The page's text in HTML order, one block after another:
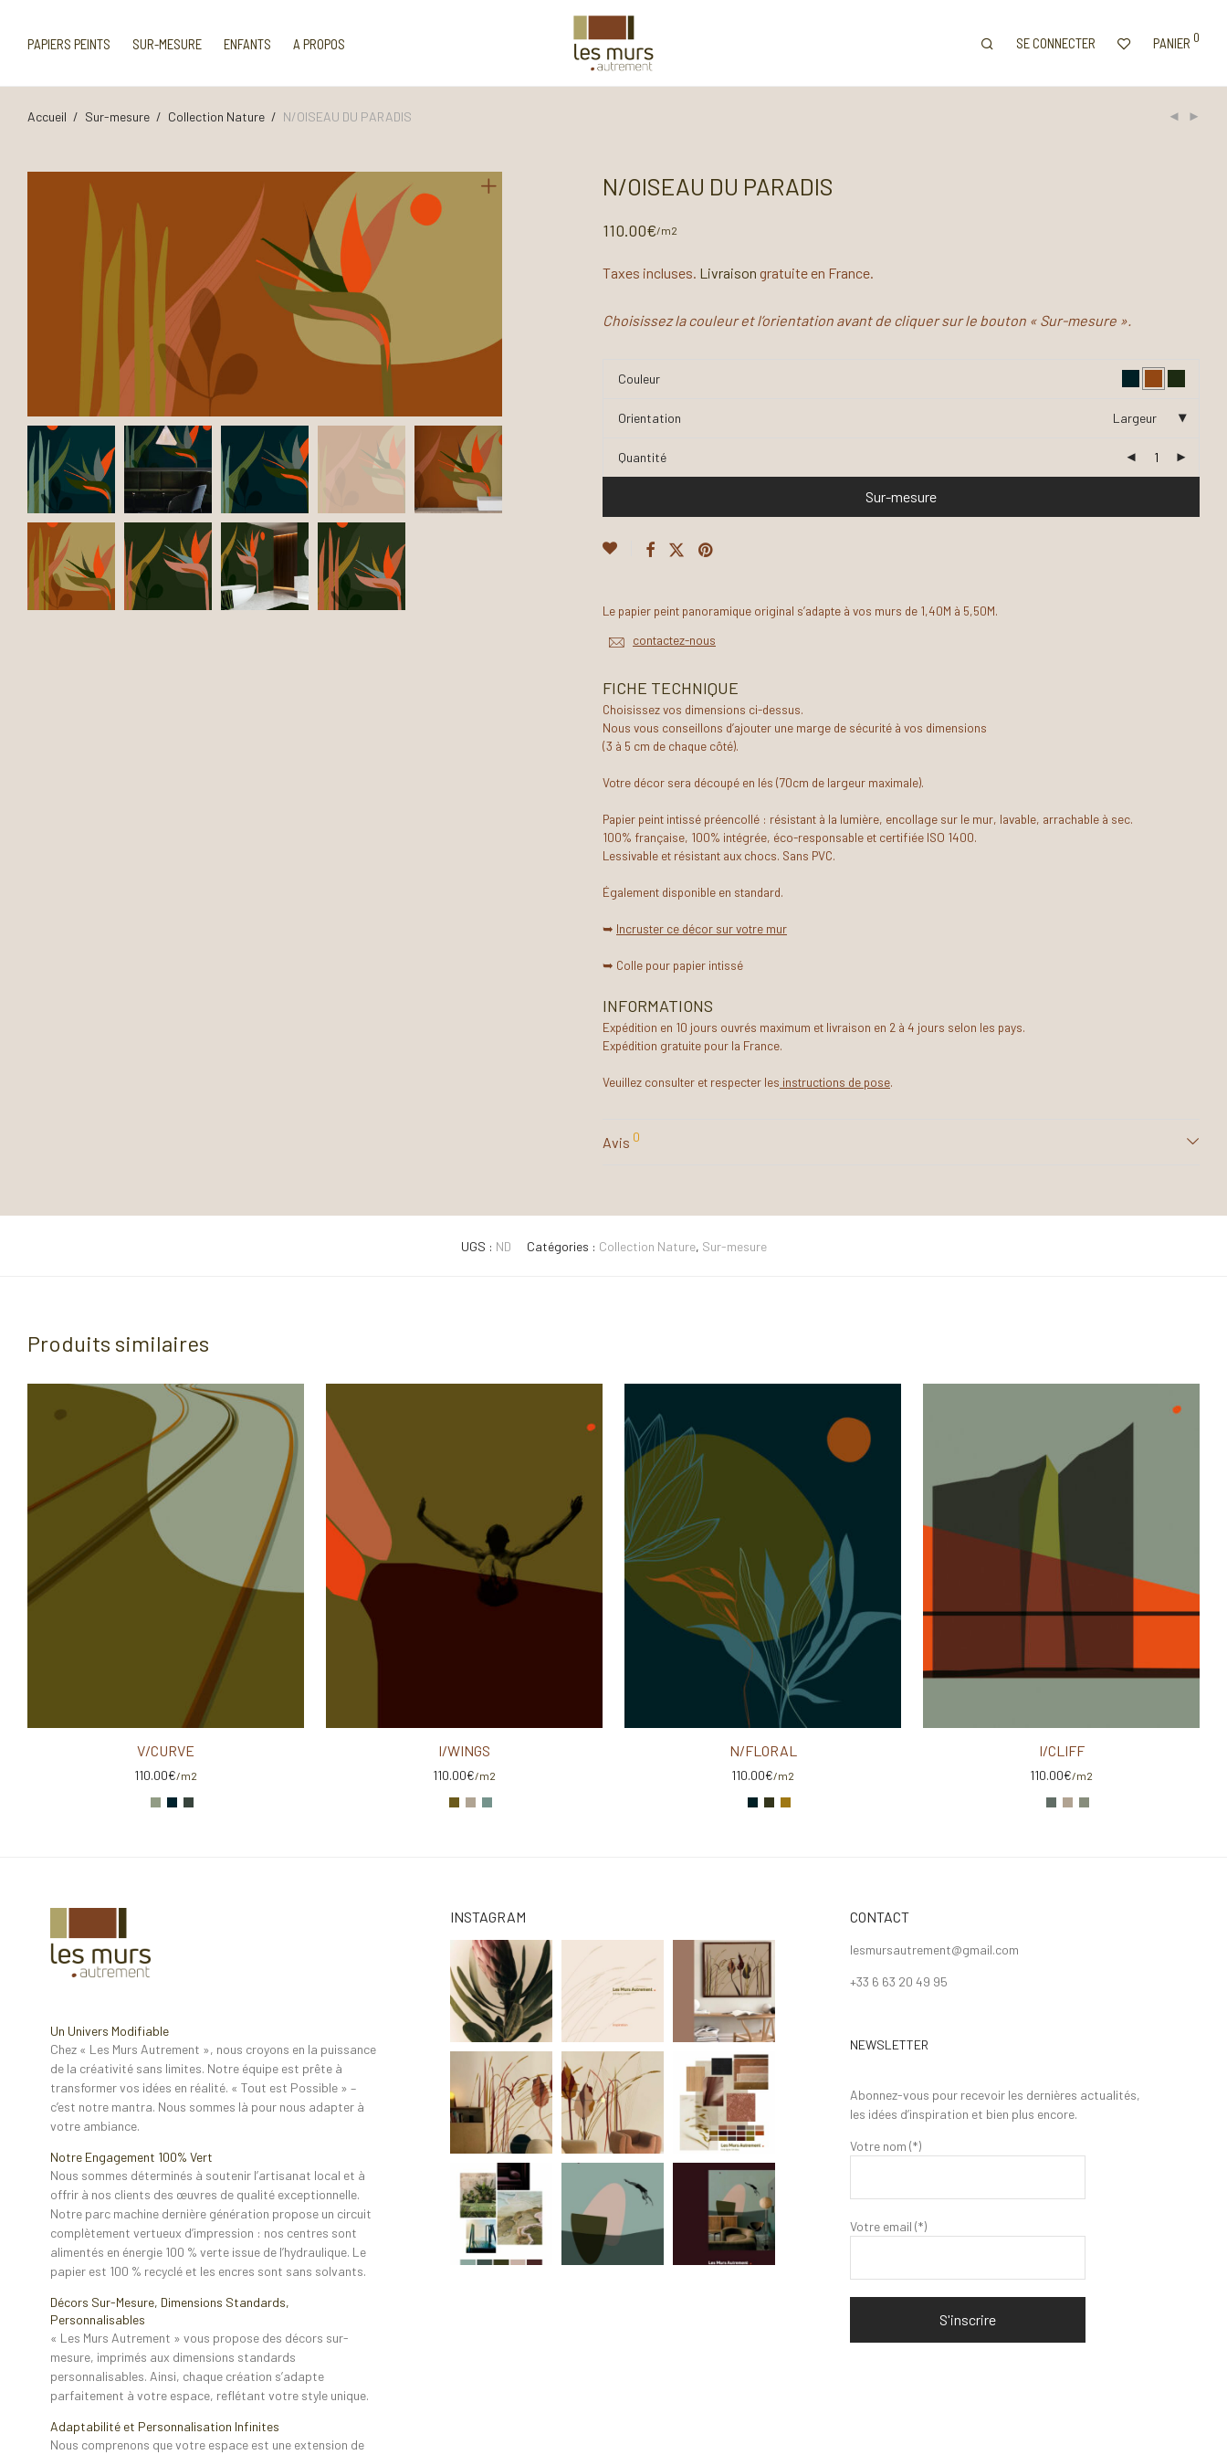
PAPIERS PEINTS SUR-MESURE ENFANTS A PROPOS SE CONNECTER PANIER 0
Accueil / Sur-mesure / Collection Nature / N/OISEAU DU PARADIS
N/OISEAU DU PARADIS
110.00€/m2
Taxes incluses. Livraison gratuite en France.
Choisissez la couleur et l’orientation avant de cliquer sur le bouton « Sur-mesure ».
Couleur
Orientation Largeur
Quantité
Sur-mesure
Le papier peint panoramique original s’adapte à vos murs de 1,40M à 5,50M.
contactez-nous
FICHE TECHNIQUE
Choisissez vos dimensions ci-dessus.
Nous vous conseillons d’ajouter une marge de sécurité à vos dimensions
(3 à 5 cm de chaque côté).
Votre décor sera découpé en lés (70cm de largeur maximale).
Papier peint intissé préencollé : résistant à la lumière, encollage sur le mur, lavable, arrachable à sec.
100% française, 100% intégrée, éco-responsable et certifiée ISO 1400.
Lessivable et résistant aux chocs. Sans PVC.
Également disponible en standard.
➥ Incruster ce décor sur votre mur
➥ Colle pour papier intissé
INFORMATIONS
Expédition en 10 jours ouvrés maximum et livraison en 2 à 4 jours selon les pays.
Expédition gratuite pour la France.
Veuillez consulter et respecter les instructions de pose.
Avis 0
UGS : ND Catégories : Collection Nature, Sur-mesure
Produits similaires
V/CURVE
110.00€/m2
I/WINGS
110.00€/m2
N/FLORAL
110.00€/m2
I/CLIFF
110.00€/m2
Un Univers Modifiable
Chez « Les Murs Autrement », nous croyons en la puissance
de la créativité sans limites. Notre équipe est prête à
transformer vos idées en réalité. « Tout est Possible » –
c’est notre mantra. Nous sommes là pour nous adapter à
votre ambiance.
Notre Engagement 100% Vert
Nous sommes déterminés à soutenir l’artisanat local et à
offrir à nos clients des œuvres de qualité exceptionnelle.
Notre parc machine dernière génération propose un circuit
complètement vertueux d’impression : nos centres sont
alimentés en énergie 100 % verte issue de l’hydraulique. Le
papier est 100 % recyclé et les encres sont sans solvants.
Décors Sur-Mesure, Dimensions Standards,
Personnalisables
« Les Murs Autrement » vous propose des décors sur-
mesure, imprimés aux dimensions standards
personnalisables. Ainsi, chaque création s’adapte
parfaitement à votre espace, reflétant votre style unique.
Adaptabilité et Personnalisation Infinites
Nous comprenons que votre espace est une extension de
INSTAGRAM CONTACT
lesmursautrement@gmail.com
+33 6 63 20 49 95
NEWSLETTER
Abonnez-vous pour recevoir les dernières actualités,
les idées d’inspiration et bien plus encore.
Votre nom (*)
Votre email (*)